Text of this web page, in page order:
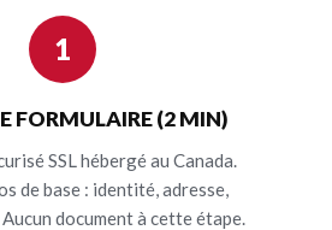
1
FORMULAIRE (2 MIN)
SSL hébergé au Canada.
de base : identité, adresse,
document à cette étape.